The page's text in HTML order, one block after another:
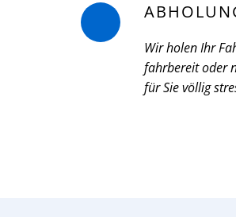
Wir holen Ihr
fahrbereit oder
für Sie völlig